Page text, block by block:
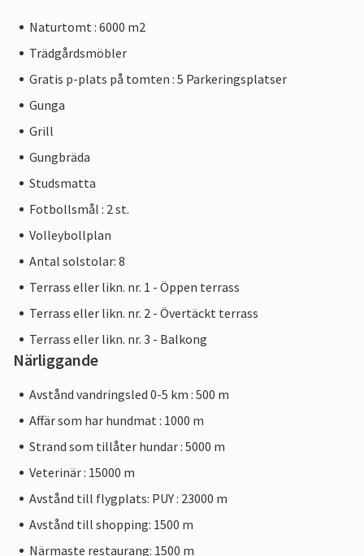
Naturtomt : 6000 m2
Trädgårdsmöbler
Gratis p-plats på tomten : 5 Parkeringsplatser
Gunga
Grill
Gungbräda
Studsmatta
Fotbollsmål : 2 st.
Volleybollplan
Antal solstolar: 8
Terrass eller likn. nr. 1 - Öppen terrass
Terrass eller likn. nr. 2 - Övertäckt terrass
Terrass eller likn. nr. 3 - Balkong
Närliggande
Avstånd vandringsled 0-5 km : 500 m
Affär som har hundmat : 1000 m
Strand som tillåter hundar : 5000 m
Veterinär : 15000 m
Avstånd till flygplats: PUY : 23000 m
Avstånd till shopping: 1500 m
Närmaste restaurang: 1500 m